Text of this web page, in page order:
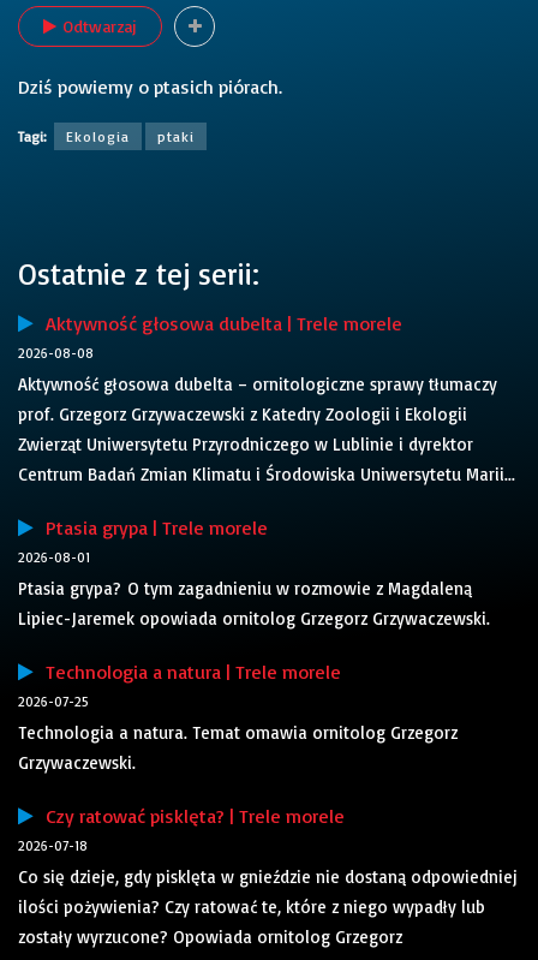
Odtwarzaj
Dziś powiemy o ptasich piórach.
Tagi: Ekologia ptaki
Ostatnie z tej serii:
Aktywność głosowa dubelta | Trele morele
2026-08-08
Aktywność głosowa dubelta – ornitologiczne sprawy tłumaczy
prof. Grzegorz Grzywaczewski z Katedry Zoologii i Ekologii
Zwierząt Uniwersytetu Przyrodniczego w Lublinie i dyrektor
Centrum Badań Zmian Klimatu i Środowiska Uniwersytetu Marii...
Ptasia grypa | Trele morele
2026-08-01
Ptasia grypa? O tym zagadnieniu w rozmowie z Magdaleną
Lipiec-Jaremek opowiada ornitolog Grzegorz Grzywaczewski.
Technologia a natura | Trele morele
2026-07-25
Technologia a natura. Temat omawia ornitolog Grzegorz
Grzywaczewski.
Czy ratować pisklęta? | Trele morele
2026-07-18
Co się dzieje, gdy pisklęta w gnieździe nie dostaną odpowiedniej
ilości pożywienia? Czy ratować te, które z niego wypadły lub
zostały wyrzucone? Opowiada ornitolog Grzegorz